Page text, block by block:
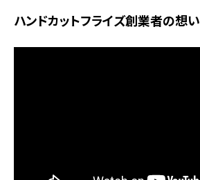
ハンドカットフライズ創業者の想い